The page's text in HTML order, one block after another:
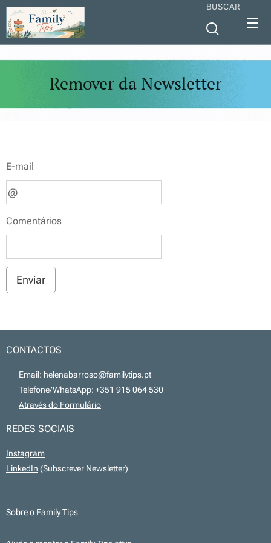
BUSCAR
Remover da Newsletter
E-mail
Comentários
Enviar
CONTACTOS
📧 Email: helenabarroso@familytips.pt
📞 Telefone/WhatsApp: +351 915 064 530
Através do Formulário
REDES SOCIAIS
Instagram
LinkedIn (Subscrever Newsletter)
Sobre o Family Tips